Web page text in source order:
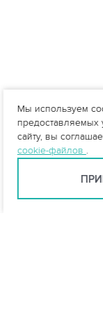
Мы используем
предоставляемых
сайту, вы
cookie-файлов .